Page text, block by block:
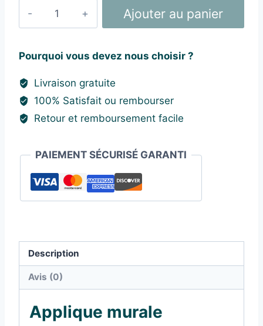
quantité
Murale
Horloge
Ajouter au panier
Pourquoi vous devez nous choisir ?
Livraison gratuite
100% Satisfait ou rembourser
Retour et remboursement facile
PAIEMENT SÉCURISÉ GARANTI
Description
Avis (0)
Applique murale